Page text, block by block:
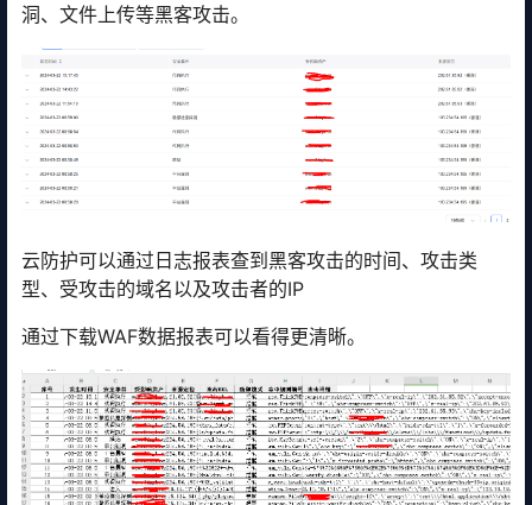
洞、文件上传等黑客攻击。
云防护可以通过日志报表查到黑客攻击的时间、攻击类
型、受攻击的域名以及攻击者的IP
通过下载WAF数据报表可以看得更清晰。